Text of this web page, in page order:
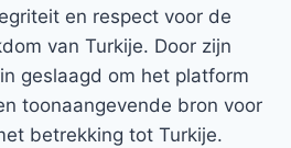
en respect voor de
van Turkije. Door zijn
geslaagd om het platform
toonaangevende bron voor
betrekking tot Turkije.